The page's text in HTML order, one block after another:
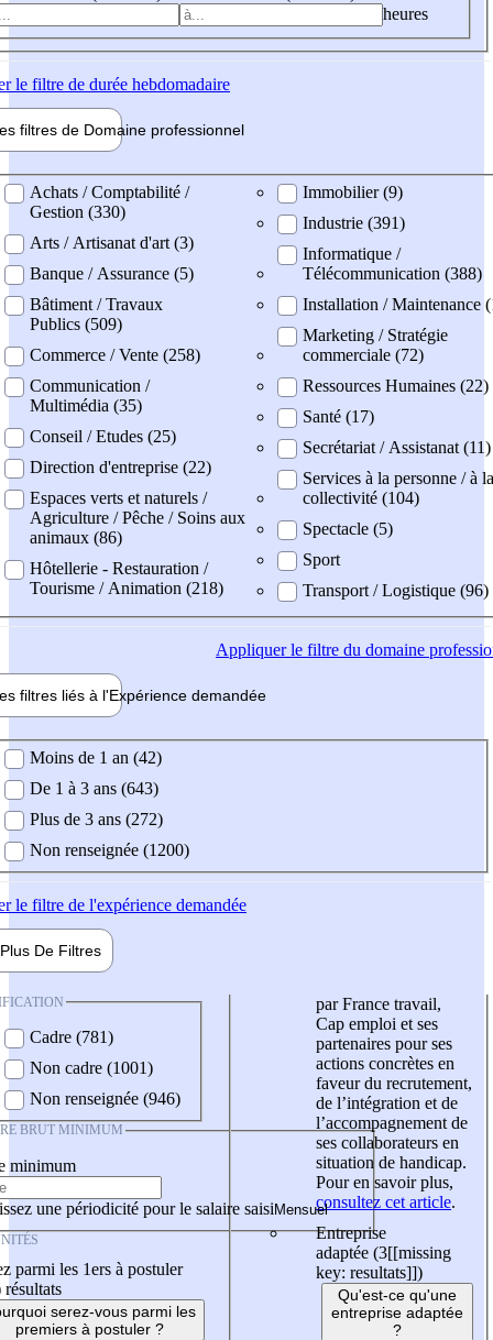
heures
le filtre de durée hebdomadaire
filtres de Domaine professionnel
professionel
Achats / Comptabilité /
Gestion (330)
Arts / Artisanat d'art (3)
Banque / Assurance (5)
Bâtiment / Travaux
Publics (509)
Commerce / Vente (258)
Communication /
Multimédia (35)
Conseil / Etudes (25)
Direction d'entreprise (22)
Espaces verts et naturels /
Agriculture / Pêche / Soins aux
animaux (86)
Hôtellerie - Restauration /
Tourisme / Animation (218)
Immobilier (9)
Industrie (391)
Informatique /
Télécommunication (388)
Installation / Maintenance
Marketing / Stratégie
commerciale (72)
Ressources Humaines (22)
Santé (17)
Secrétariat / Assistanat (11)
Services à la personne / à la
collectivité (104)
Spectacle (5)
Sport
Transport / Logistique (96)
Appliquerle filtre du domaine
filtres liés à l'Expérience demandée
demandée
Moins de 1 an (42)
De 1 à 3 ans (643)
Plus de 3 ans (272)
Non renseignée (1200)
le filtre de l'expérience demandée
Plus De Filtres
Cadre (781)
Non cadre (1001)
Non renseignée (946)
BRUT MINIMUM
minimum
une périodicité pour le salaire saisi
parmi les 1ers à postuler
résultats
serez-vous parmi les
premiers à postuler ?
par France travail,
Cap emploi et ses
partenaires pour ses
actions concrètes en
faveur du recrutement,
de l’intégration et de
l’accompagnement de
ses collaborateurs en
situation de handicap.
Pour en savoir plus,
consultez cet article.
Entreprise
adaptée (3[[missing
key: resultats]])
Qu'est-ce qu'une
entreprise adaptée
?